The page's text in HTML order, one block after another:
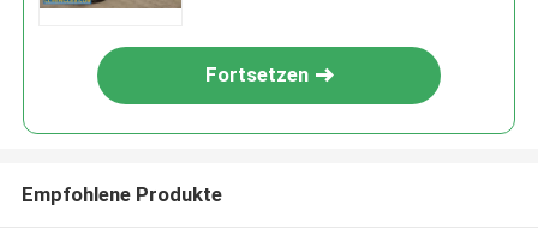
Fortsetzen
Empfohlene Produkte